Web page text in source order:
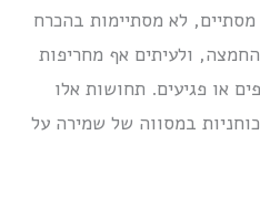
לא מסתיימות בהכרח
ולעיתים אף מחריפות
או פגיעים. תחושות אלו
במסווה של שמירה על